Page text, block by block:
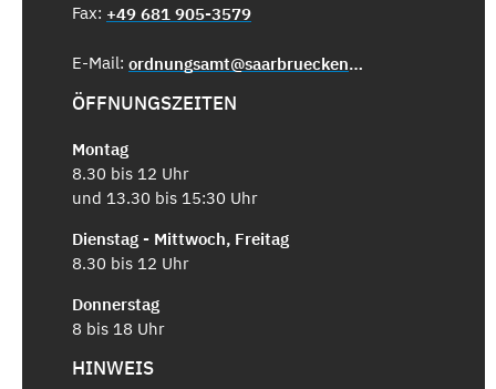
Fax: +49 681 905-3579
E-Mail: ordnungsamt@saarbruecken.de
ÖFFNUNGSZEITEN
Montag
8.30 bis 12 Uhr
und 13.30 bis 15:30 Uhr
Dienstag - Mittwoch, Freitag
8.30 bis 12 Uhr
Donnerstag
8 bis 18 Uhr
HINWEIS